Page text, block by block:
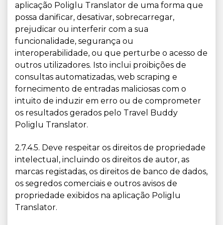
aplicação Poliglu Translator de uma forma que
possa danificar, desativar, sobrecarregar,
prejudicar ou interferir com a sua
funcionalidade, segurança ou
interoperabilidade, ou que perturbe o acesso de
outros utilizadores. Isto inclui proibições de
consultas automatizadas, web scraping e
fornecimento de entradas maliciosas com o
intuito de induzir em erro ou de comprometer
os resultados gerados pelo Travel Buddy
Poliglu Translator.
2.7.4.5. Deve respeitar os direitos de propriedade
intelectual, incluindo os direitos de autor, as
marcas registadas, os direitos de banco de dados,
os segredos comerciais e outros avisos de
propriedade exibidos na aplicação Poliglu
Translator.